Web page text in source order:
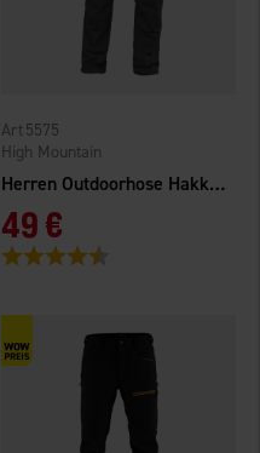
Herren Outdoorhose Hakkas Gefüttert
High Mountain
5575
49 €
Bewertung: